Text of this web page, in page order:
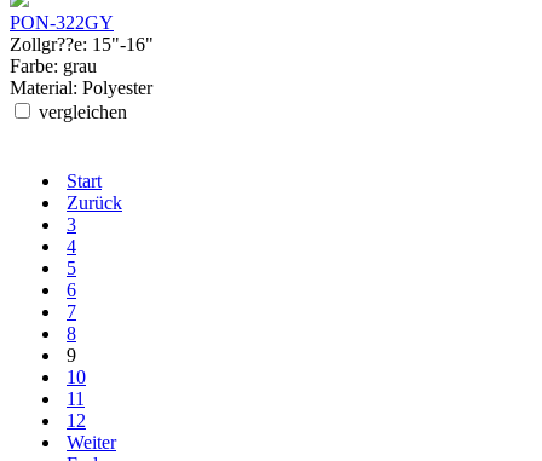
PON-322GY
Zollgr??e: 15"-16"
Farbe: grau
Material: Polyester
vergleichen
Start
Zurück
3
4
5
6
7
8
9
10
11
12
Weiter